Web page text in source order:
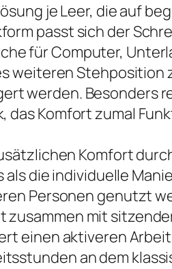
je Leer, die auf
passt sich der
für Computer,
Stehposition
werden. Besonders
Komfort zumal
Komfort
die individuelle
Personen genutzt
mit
einen aktiveren
an dem